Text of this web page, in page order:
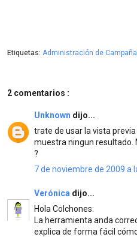
Etiquetas: Administración de
2 comentarios :
Unknown dijo...
trate de usar la vista
muestra ningun resultado.
?
7 de noviembre de 2009 a
Verónica dijo...
Hola Colchones:
La herramienta anda
explica de forma fácil